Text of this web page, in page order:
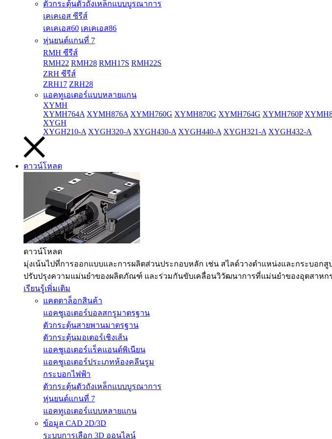
ตัวกระตุ้นตัวถังเหล็กแบบบูรณาการ
เคเคเอส ซีรีส์
เคเคเอส60 เคเคเอส86
หุ่นยนต์แกนที่ 7
RMH ซีรีส์
RMH22 RMH28 RMH17S RMH22S
ZRH ซีรีส์
ZRH17 ZRH28
แอคทูเอเตอร์แบบหลายแกน
XYMH
XYMH764A XYMH876A XYMH760G XYMH870G XYMH764G XYMH760P
XYGH
XYGH210-A XYGH320-A XYGH430-A XYGH440-A XYGH321-A XYGH432-A
ดาวน์โหลด
ดาวน์โหลด
มุ่งเน้นไปที่การออกแบบและการผลิตส่วนประกอบหลัก เช่น สไลด์วางตำแหน่งและกระบอ
ปรับปรุงความแม่นยำของผลิตภัณฑ์ และร่วมกันขับเคลื่อนวิวัฒนาการที่แม่นยำของอุตสาหก
เรียนรู้เพิ่มเติม
แคตตาล็อกสินค้า
แอคชูเอเตอร์บอลสกรูมาตรฐาน
ตัวกระตุ้นสายพานมาตรฐาน
ตัวกระตุ้นมอเตอร์เชิงเส้น
แอคชูเอเตอร์แร็คแอนด์พิเนียน
แอคชูเอเตอร์ประเภทห้องคลีนรูม
กระบอกไฟฟ้า
ตัวกระตุ้นตัวถังเหล็กแบบบูรณาการ
หุ่นยนต์แกนที่ 7
แอคทูเอเตอร์แบบหลายแกน
ข้อมูล CAD 2D/3D
ระบบการเลือก 3D ออนไลน์